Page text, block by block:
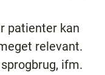
patienter kan
relevant.
ifm.